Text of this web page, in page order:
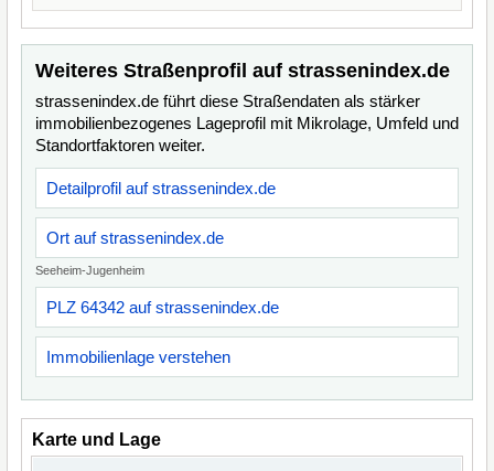
Weiteres Straßenprofil auf strassenindex.de
strassenindex.de führt diese Straßendaten als stärker
immobilienbezogenes Lageprofil mit Mikrolage, Umfeld und
Standortfaktoren weiter.
Detailprofil auf strassenindex.de
Ort auf strassenindex.de
Seeheim-Jugenheim
PLZ 64342 auf strassenindex.de
Immobilienlage verstehen
Karte und Lage